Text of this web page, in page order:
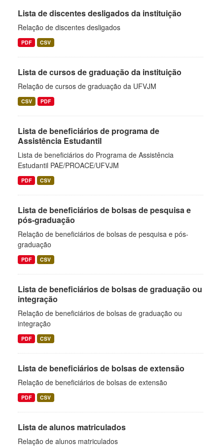
Lista de discentes desligados da instituição
Relação de discentes desligados
PDF CSV
Lista de cursos de graduação da instituição
Relação de cursos de graduação da UFVJM
CSV PDF
Lista de beneficiários de programa de
Assistência Estudantil
Lista de beneficiários do Programa de Assistência
Estudantil PAE/PROACE/UFVJM
PDF CSV
Lista de beneficiários de bolsas de pesquisa e
pós-graduação
Relação de beneficiários de bolsas de pesquisa e pós-
graduação
PDF CSV
Lista de beneficiários de bolsas de graduação ou
integração
Relação de beneficiários de bolsas de graduação ou
integração
PDF CSV
Lista de beneficiários de bolsas de extensão
Relação de beneficiários de bolsas de extensão
PDF CSV
Lista de alunos matriculados
Relação de alunos matriculados